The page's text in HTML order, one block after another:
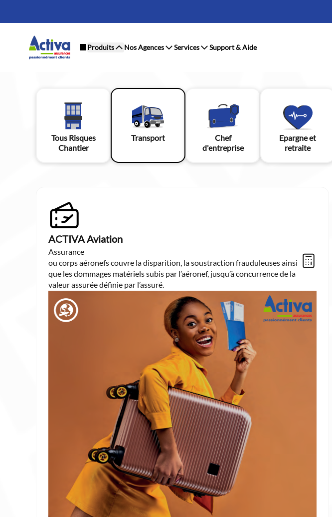
🏢Produits Nos Agences Services Support & Aide
Tous Risques
Chantier
Transport
Chef
d'entreprise
Epargne et
retraite
ACTIVA Aviation
Assurance
ou corps aéronefs couvre la disparition, la soustraction frauduleuses ainsi
que les dommages matériels subis par l’aéronef, jusqu’à concurrence de la
valeur assurée définie par l’assuré.